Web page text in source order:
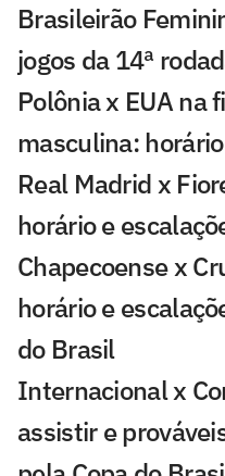
Brasileirão
jogos da 14ª
Polônia x EUA na
masculina:
Real Madrid x
horário e
Chapecoense x
horário e
do Brasil
Internacional x
assistir e